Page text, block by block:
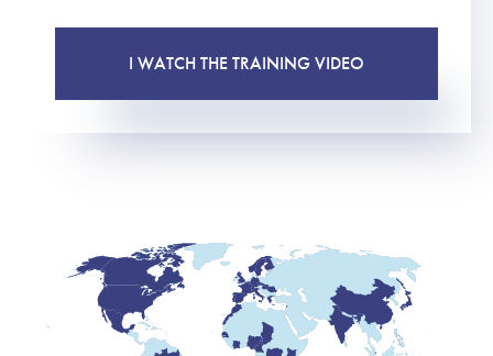
I WATCH THE TRAINING VIDEO